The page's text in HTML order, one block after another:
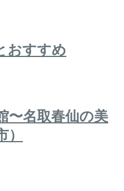
おすすめ
〜名取春仙の美